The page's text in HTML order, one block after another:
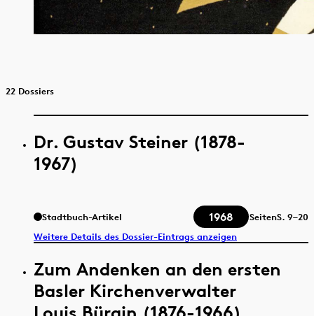
22 Dossiers
Dr. Gustav Steiner (1878-
1967)
Stadtbuch-Artikel 1968 SeitenS. 9–20
Weitere Details des Dossier-Eintrags anzeigen
Zum Andenken an den ersten
Basler Kirchenverwalter